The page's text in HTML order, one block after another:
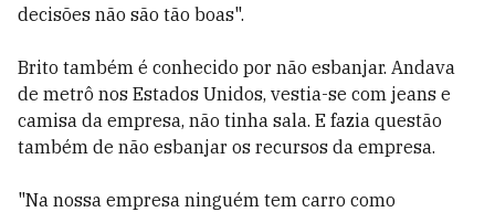
decisões não são tão boas".
Brito também é conhecido por não esbanjar. Andava
de metrô nos Estados Unidos, vestia-se com jeans e
camisa da empresa, não tinha sala. E fazia questão
também de não esbanjar os recursos da empresa.
"Na nossa empresa ninguém tem carro como